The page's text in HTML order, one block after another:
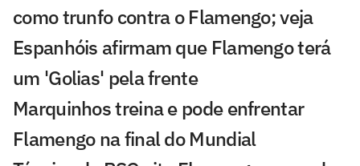
como trunfo contra o Flamengo; veja
Espanhóis afirmam que Flamengo terá
um 'Golias' pela frente
Marquinhos treina e pode enfrentar
Flamengo na final do Mundial